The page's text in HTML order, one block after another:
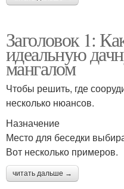
Заголовок 1:
идеальную
мангалом
Чтобы решить, где
несколько нюансов.
Назначение
Место для беседки
Вот несколько примеров.
читать дальше →